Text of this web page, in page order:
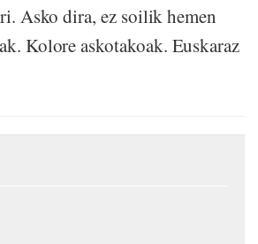
Asko dira, ez soilik hemen
Kolore askotakoak. Euskaraz